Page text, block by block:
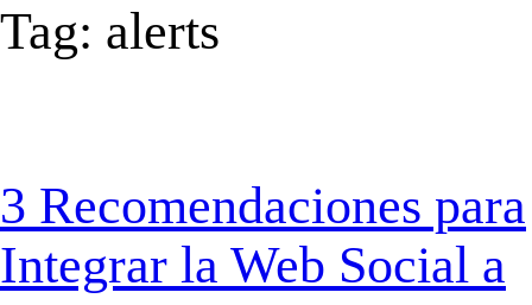
Tag: alerts
3 Recomendaciones para
Integrar la Web Social a